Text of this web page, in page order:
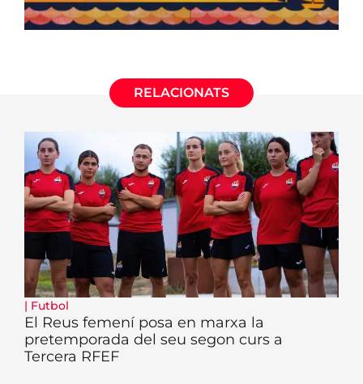
RELACIONATS
| Futbol
El Reus femení posa en marxa la
pretemporada del seu segon curs a
Tercera RFEF